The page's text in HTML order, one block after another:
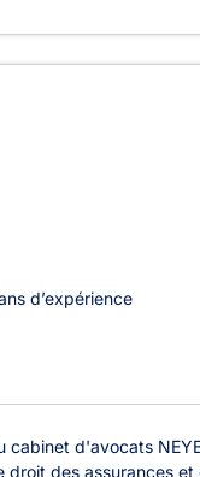
d’expérience
d'avocats
des assurances